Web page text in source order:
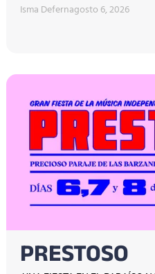
Isma Defernagosto 6, 2026
PRESTOSO